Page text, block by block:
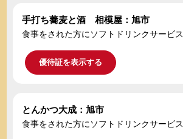
手打ち蕎麦と酒 相模屋：旭市
食事をされた方にソフトドリンクサービス
優待証を表示する
とんかつ大成：旭市
食事をされた方にソフトドリンクサービス